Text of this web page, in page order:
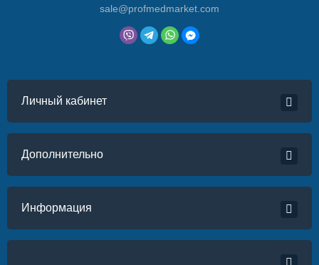
sale@profmedmarket.com
Личный кабинет
Дополнительно
Информация